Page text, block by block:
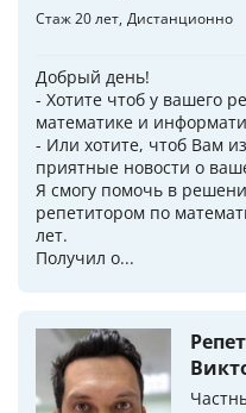
Стаж 20 лет Дистанционно
Добрый день!
- Хотите чтоб у вашего
математике и
- Или хотите, чтоб Вам
приятные новости о
Я смогу помочь в
репетитором по
лет.
Получил о...